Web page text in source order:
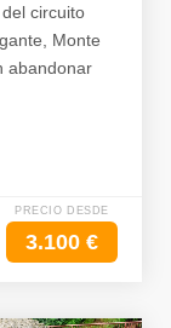
circuito
Monte
abandonar
PRECIO DESDE
3.100 €